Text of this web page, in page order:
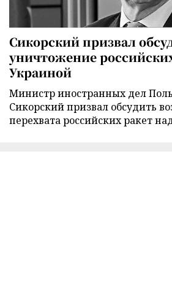
Сикорский призвал
уничтожение
Украиной
Министр иностранных дел
Сикорский призвал обсудить
перехвата российских ракет